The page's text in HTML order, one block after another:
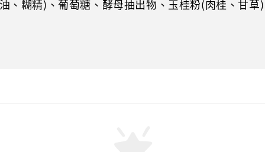
、糊精)、葡萄糖、酵母抽出物、玉桂粉(肉桂、甘草